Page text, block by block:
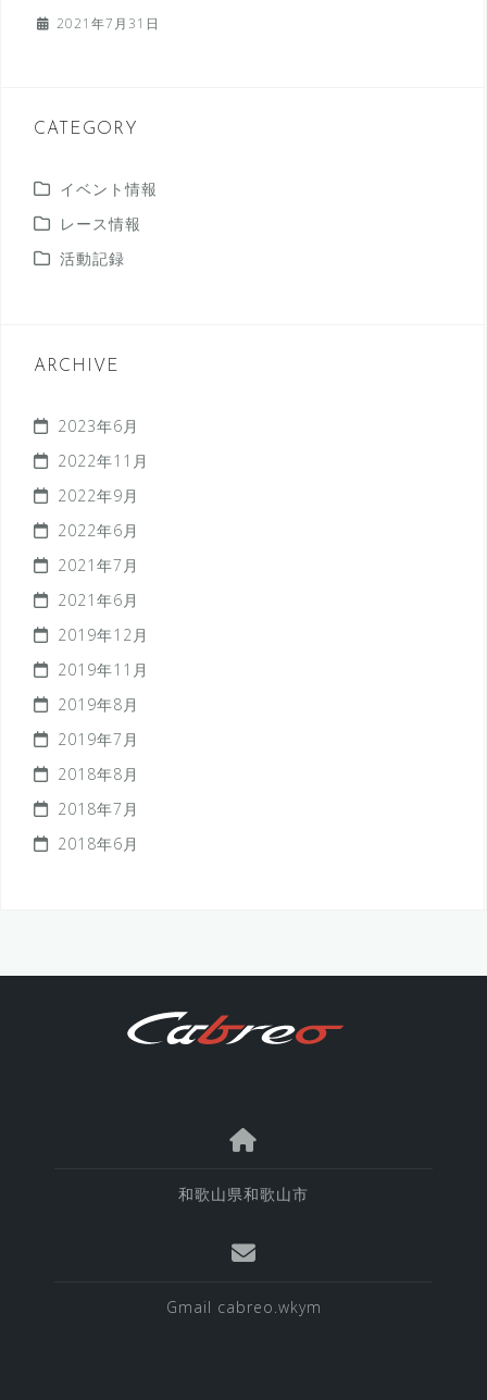
2021年7月31日
CATEGORY
イベント情報
レース情報
活動記録
ARCHIVE
2023年6月
2022年11月
2022年9月
2022年6月
2021年7月
2021年6月
2019年12月
2019年11月
2019年8月
2019年7月
2018年8月
2018年7月
2018年6月
和歌山県和歌山市
Gmail cabreo.wkym